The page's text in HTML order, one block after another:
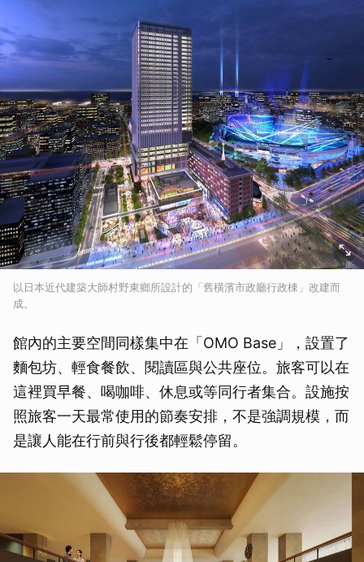
以日本近代建築大師村野東鄉所設計的「舊橫濱市政廳行政棟」改建而
成。
館內的主要空間同樣集中在「OMO Base」，設置了
麵包坊、輕食餐飲、閱讀區與公共座位。旅客可以在
這裡買早餐、喝咖啡、休息或等同行者集合。設施按
照旅客一天最常使用的節奏安排，不是強調規模，而
是讓人能在行前與行後都輕鬆停留。